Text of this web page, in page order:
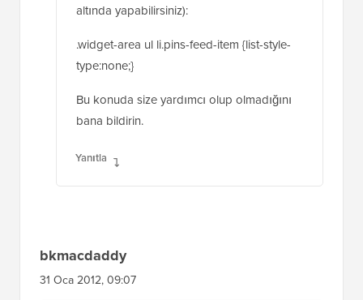
altında yapabilirsiniz):
.widget-area ul li.pins-feed-item {list-style-
type:none;}
Bu konuda size yardımcı olup olmadığını
bana bildirin.
Yanıtla
bkmacdaddy
31 Oca 2012, 09:07